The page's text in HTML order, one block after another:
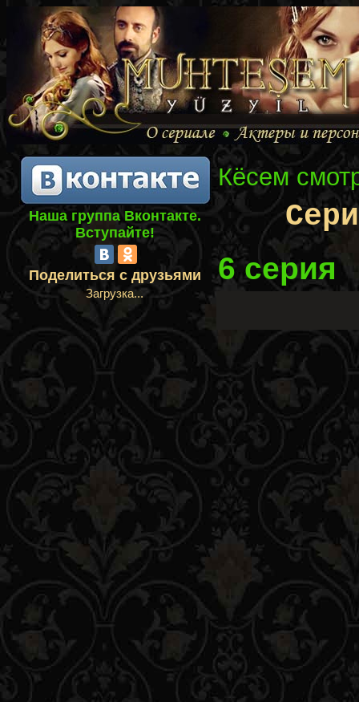
Наша группа Вконтакте.
Вступайте!
Поделиться с друзьями
Загрузка...
Кёсем
6 серия